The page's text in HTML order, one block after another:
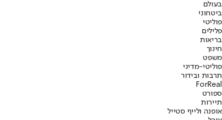
בעולם
ביטחוני
פוליטי
פלילים
בריאות
חינוך
משפט
פוליטי-מדיני
תרבות ובידור
ForReal
ספורט
תיירות
אופנה ולייף סטייל